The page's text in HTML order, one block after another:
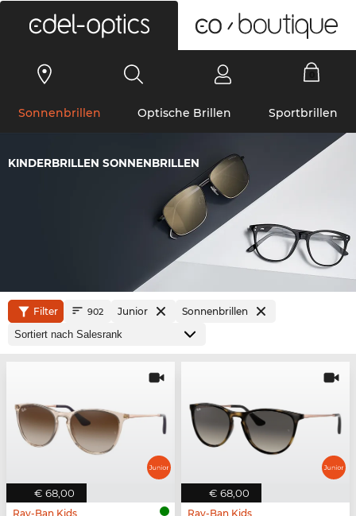
Sonnenbrillen Optische Brillen Sportbrillen
KINDERBRILLEN SONNENBRILLEN
Filter 902 Junior Sonnenbrillen
€ 68,00
Ray-Ban Kids
€ 68,00
Ray-Ban Kids